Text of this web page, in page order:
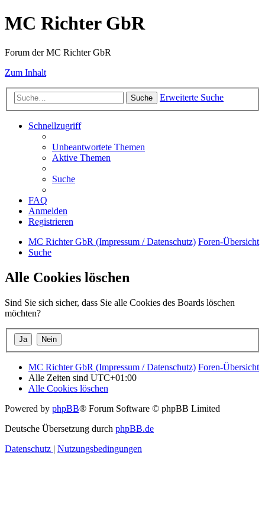
MC Richter GbR
Forum der MC Richter GbR
Zum Inhalt
Suche Erweiterte Suche
Schnellzugriff
Unbeantwortete Themen
Aktive Themen
Suche
FAQ
Anmelden
Registrieren
MC Richter GbR (Impressum / Datenschutz) Foren-Übersicht
Suche
Alle Cookies löschen
Sind Sie sich sicher, dass Sie alle Cookies des Boards löschen
möchten?
MC Richter GbR (Impressum / Datenschutz) Foren-Übersicht
Alle Zeiten sind UTC+01:00
Alle Cookies löschen
Powered by phpBB® Forum Software © phpBB Limited
Deutsche Übersetzung durch phpBB.de
Datenschutz | Nutzungsbedingungen